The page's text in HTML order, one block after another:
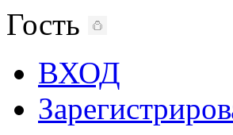
Гость
ВХОД